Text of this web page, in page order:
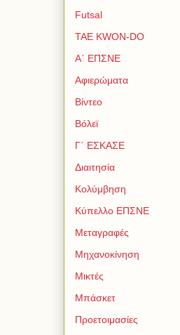
Futsal
TAE KWON-DO
Α΄ ΕΠΣΝΕ
Αφιερώματα
Βίντεο
Βόλεϊ
Γ΄ ΕΣΚΑΣΕ
Διαιτησία
Κολύμβηση
Κύπελλο ΕΠΣΝΕ
Μεταγραφές
Μηχανοκίνηση
Μικτές
Μπάσκετ
Προετοιμασίες